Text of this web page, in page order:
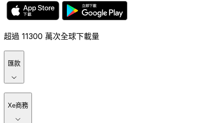
超過 11300 萬次全球下載量
匯款
Xe商務